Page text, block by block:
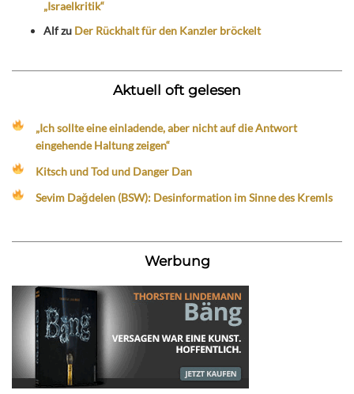
„Israelkritik“
Alfzu Der Rückhalt für den Kanzler bröckelt
Aktuell oft gelesen
„Ich sollte eine einladende, aber nicht auf die Antwort
eingehende Haltung zeigen“
Kitsch und Tod und Danger Dan
Sevim Dağdelen (BSW): Desinformation im Sinne des Kremls
Werbung